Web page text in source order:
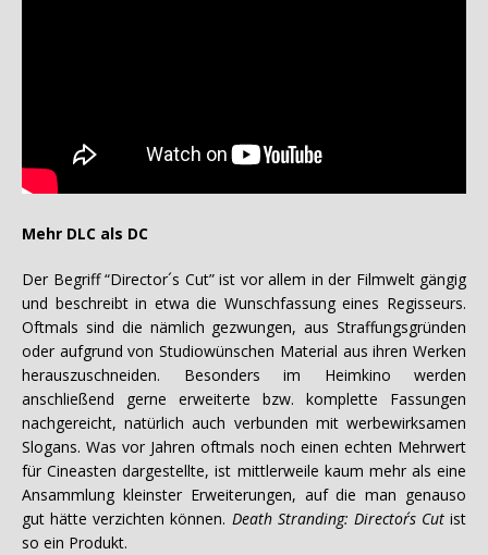
Mehr DLC als DC
Der Begriff “Director´s Cut” ist vor allem in der Filmwelt gängig
und beschreibt in etwa die Wunschfassung eines Regisseurs.
Oftmals sind die nämlich gezwungen, aus Straffungsgründen
oder aufgrund von Studiowünschen Material aus ihren Werken
herauszuschneiden. Besonders im Heimkino werden
anschließend gerne erweiterte bzw. komplette Fassungen
nachgereicht, natürlich auch verbunden mit werbewirksamen
Slogans. Was vor Jahren oftmals noch einen echten Mehrwert
für Cineasten dargestellte, ist mittlerweile kaum mehr als eine
Ansammlung kleinster Erweiterungen, auf die man genauso
gut hätte verzichten können. Death Stranding: Director´s Cutist
so ein Produkt.